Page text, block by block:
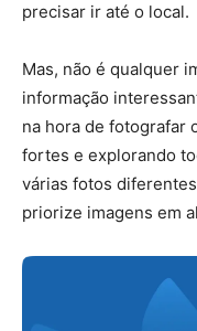
precisar ir até o local.
Mas, não é qualquer
informação
na hora de fotografar
fortes e explorando
várias fotos
priorize imagens em